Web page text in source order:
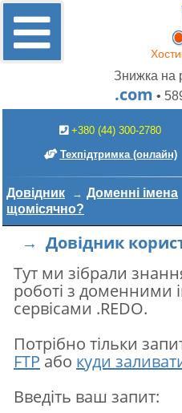
Знижка на
.com •
+380 (44) 300-2780
Техпідтримка (онлайн)
Довідник Доменні імена
щомісячно?
→ Довідник
Тут ми зібрали
роботі з доменними
сервісами .REDO.
Потрібно тільки
FTP або куди
Введіть ваш запит: